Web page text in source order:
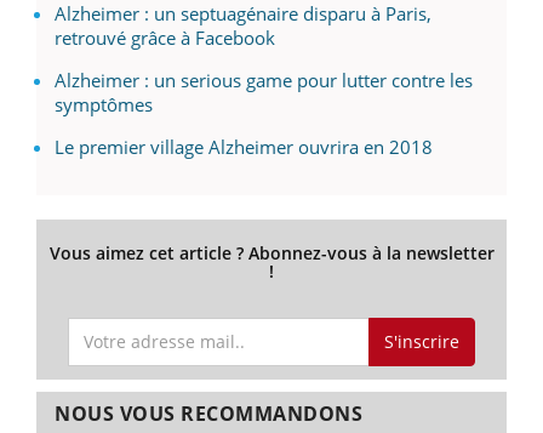
Alzheimer : un septuagénaire disparu à Paris,
retrouvé grâce à Facebook
Alzheimer : un serious game pour lutter contre les
symptômes
Le premier village Alzheimer ouvrira en 2018
Vous aimez cet article ? Abonnez-vous à la newsletter
!
S'inscrire
NOUS VOUS RECOMMANDONS